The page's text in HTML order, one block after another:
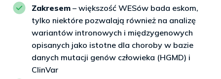
Zakresem – większość WESów bada eskom,
tylko niektóre pozwalają również na analizę
wariantów intronowych i międzygenowych
opisanych jako istotne dla choroby w bazie
danych mutacji genów człowieka (HGMD) i
ClinVar